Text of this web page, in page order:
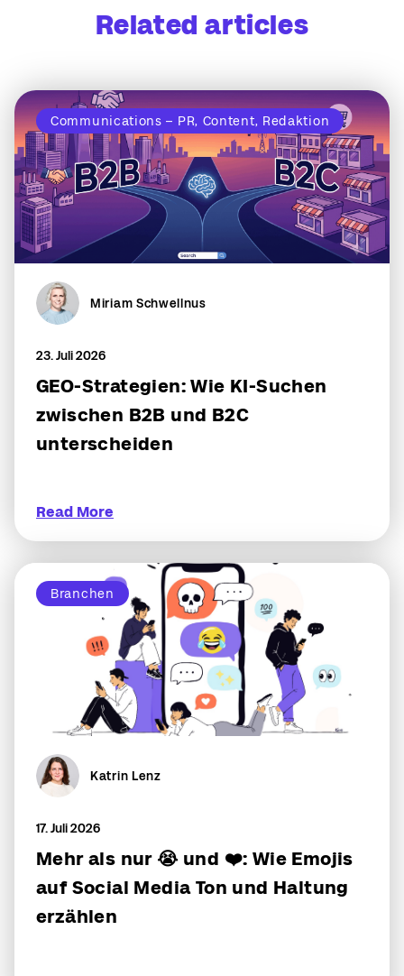
Related articles
Communications – PR, Content, Redaktion
Miriam Schwellnus
23. Juli 2026
GEO-Strategien: Wie KI-Suchen
zwischen B2B und B2C
unterscheiden
Read More
Branchen
Katrin Lenz
17. Juli 2026
Mehr als nur 😭 und ❤️: Wie Emojis
auf Social Media Ton und Haltung
erzählen